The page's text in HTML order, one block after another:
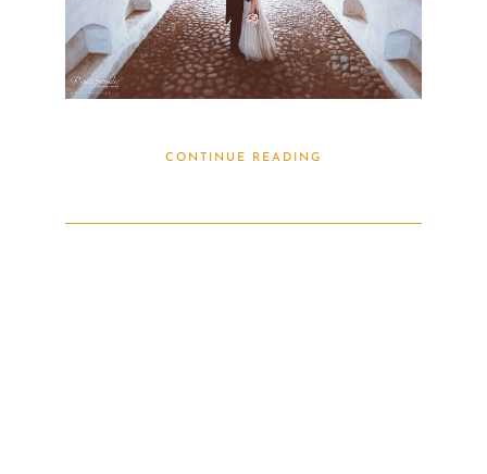
CONTINUE READING